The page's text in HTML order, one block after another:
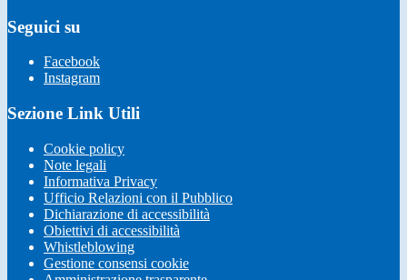
Seguici su
Facebook
Instagram
Sezione Link Utili
Cookie policy
Note legali
Informativa Privacy
Ufficio Relazioni con il Pubblico
Dichiarazione di accessibilità
Obiettivi di accessibilità
Whistleblowing
Gestione consensi cookie